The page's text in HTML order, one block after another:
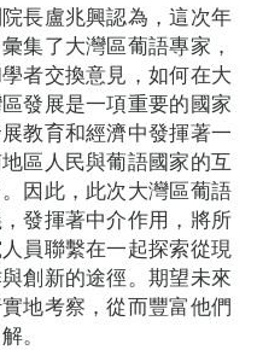
長盧兆興認為，這次年
集了大灣區葡語專家，
者交換意見，如何在大
發展是一項重要的國家
教育和經濟中發揮著一
區人民與葡語國家的互
因此，此次大灣區葡語
發揮著中介作用，將所
員聯繫在一起探索從現
創新的途徑。期望未來
地考察，從而豐富他們
。